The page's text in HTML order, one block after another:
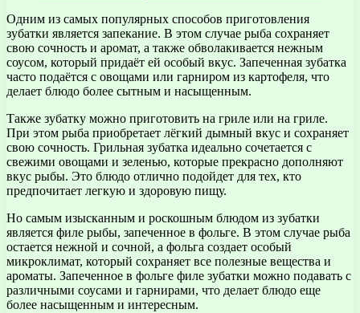
Одним из самых популярных способов приготовления
зубатки является запекание. В этом случае рыба сохраняет
свою сочность и аромат, а также обволакивается нежным
соусом, который придаёт ей особый вкус. Запеченная зубатка
часто подаётся с овощами или гарниром из картофеля, что
делает блюдо более сытным и насыщенным.
Также зубатку можно приготовить на гриле или на гриле.
При этом рыба приобретает лёгкий дымный вкус и сохраняет
свою сочность. Грильная зубатка идеально сочетается с
свежими овощами и зеленью, которые прекрасно дополняют
вкус рыбы. Это блюдо отлично подойдет для тех, кто
предпочитает легкую и здоровую пищу.
Но самым изысканным и роскошным блюдом из зубатки
является филе рыбы, запеченное в фольге. В этом случае рыба
остается нежной и сочной, а фольга создает особый
микроклимат, который сохраняет все полезные вещества и
ароматы. Запеченное в фольге филе зубатки можно подавать с
различными соусами и гарнирами, что делает блюдо еще
более насыщенным и интересным.